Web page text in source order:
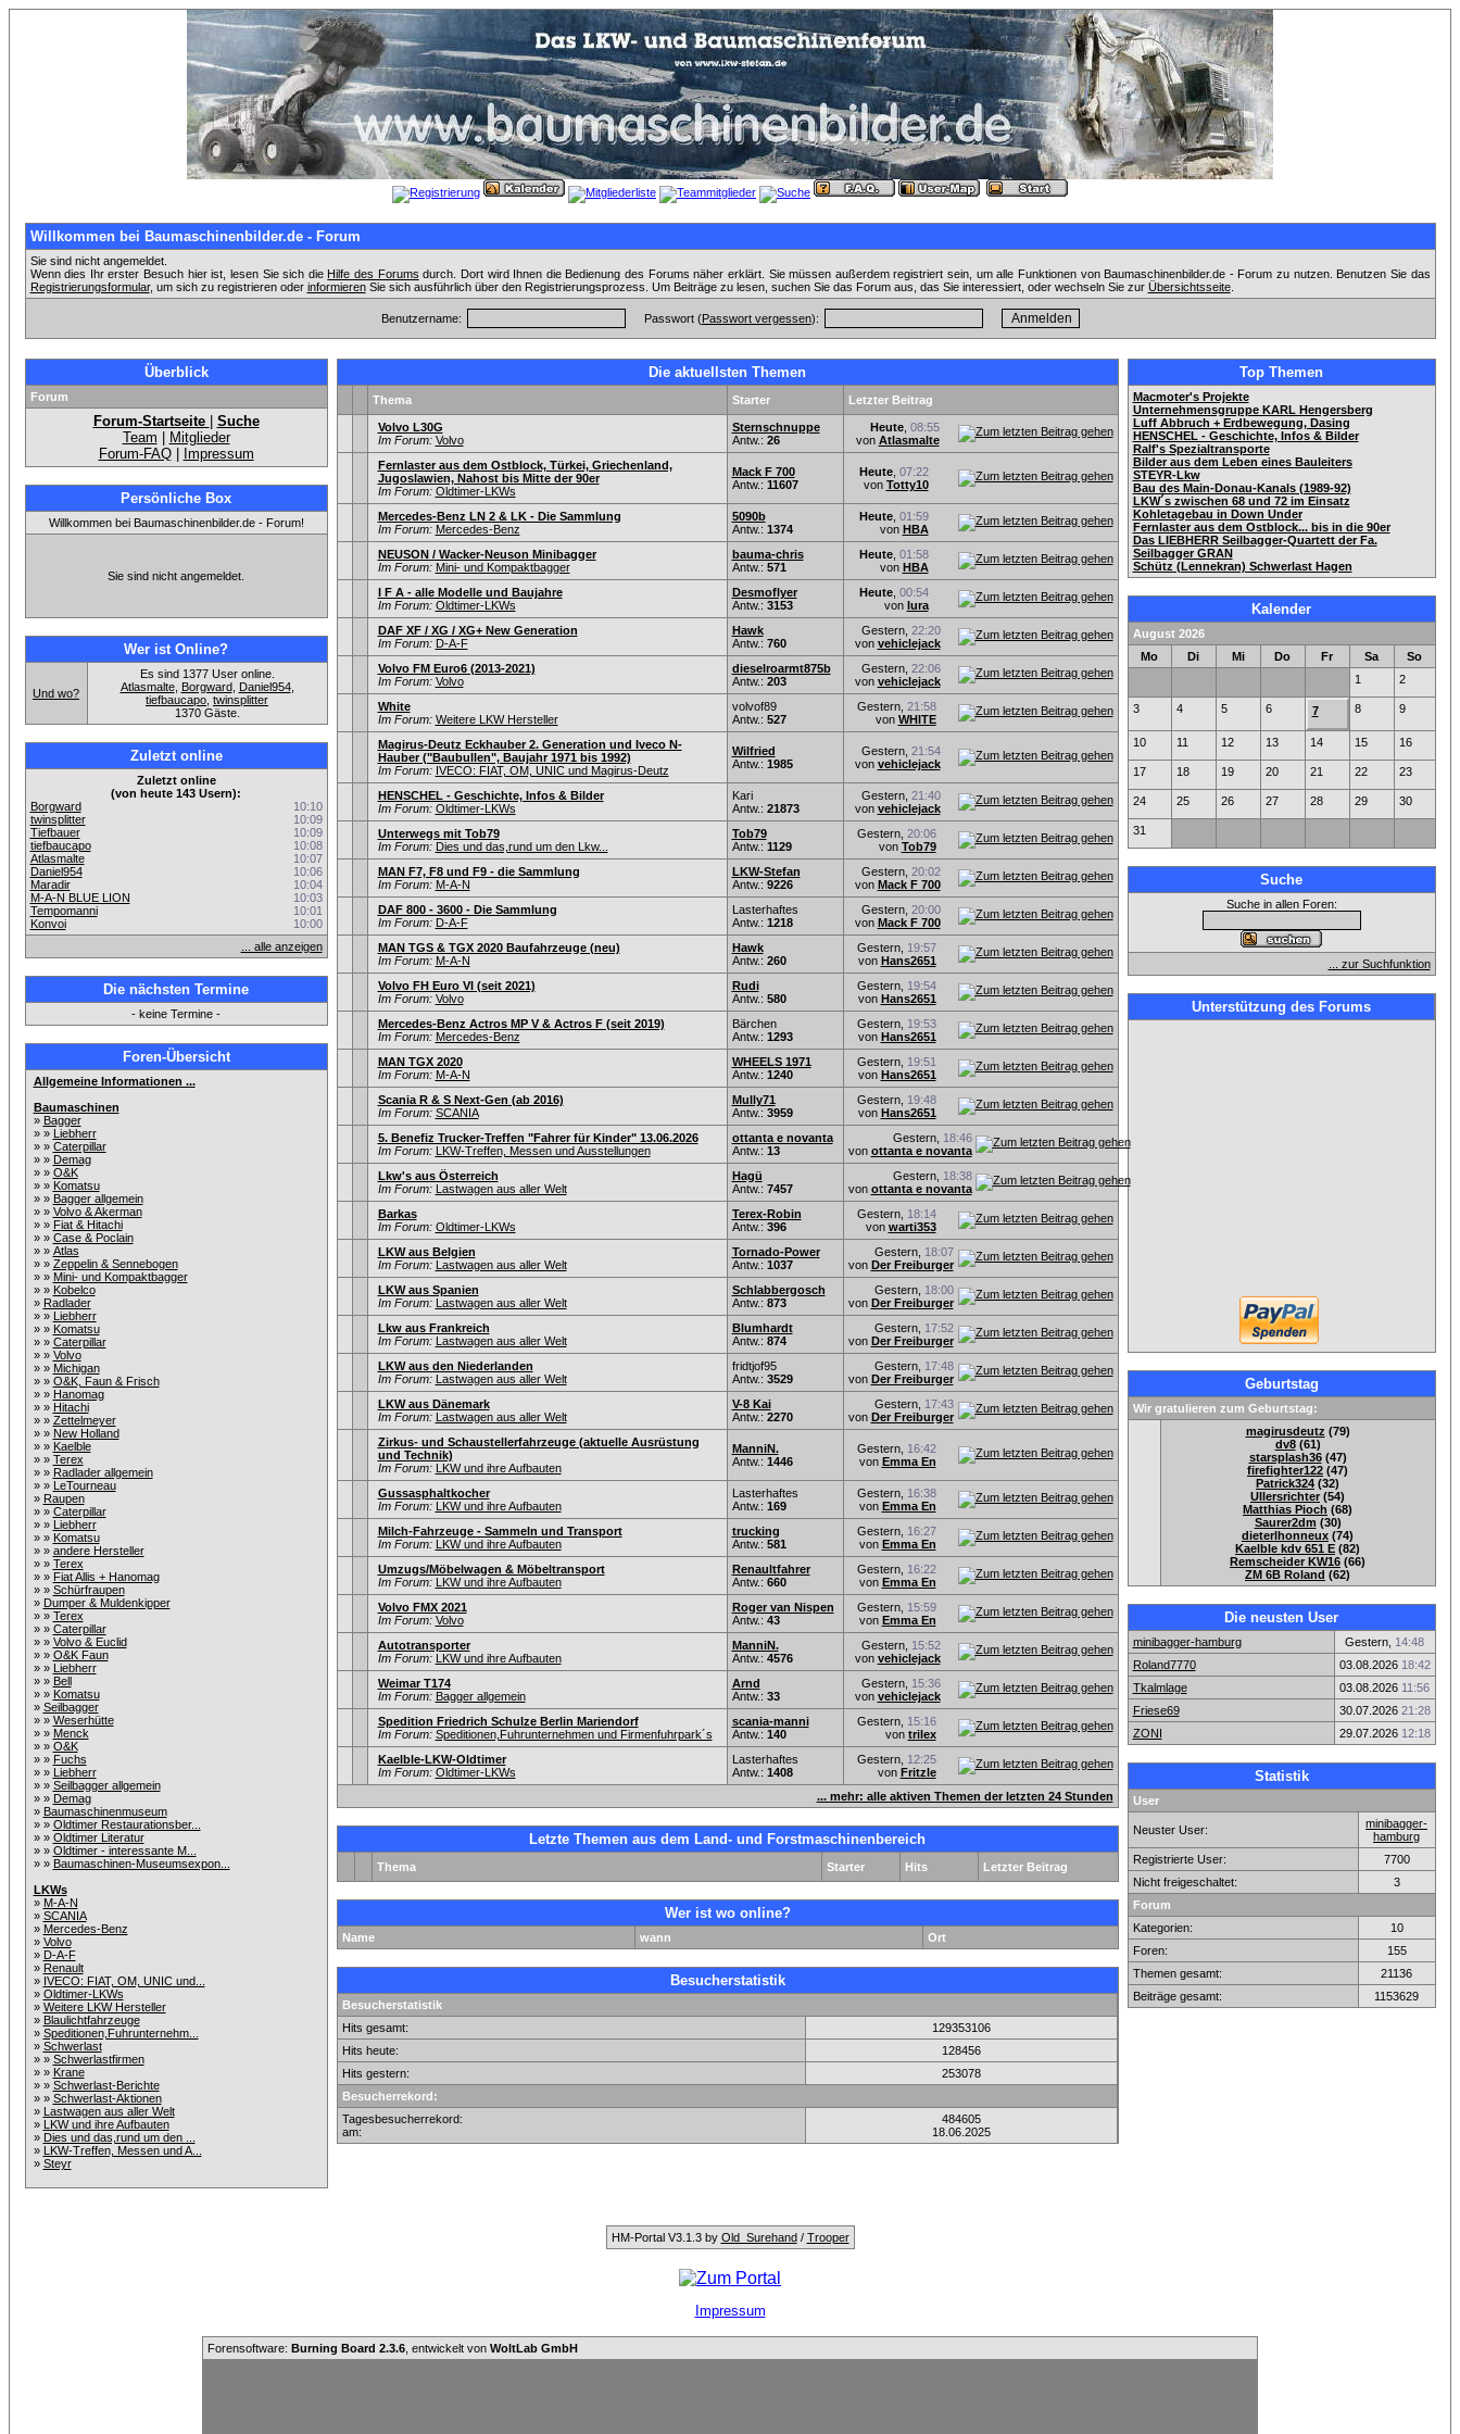
Willkommen bei Baumaschinenbilder.de - Forum
Sie sind nicht angemeldet.
Wenn dies Ihr erster Besuch hier ist, lesen Sie sich die Hilfe des Forums durch. Dort wird Ihnen die Bedienung des Forums näher erklärt. Sie müssen außerdem registriert sein, um alle Funktionen von Baumaschinenbilder.de - Forum zu nutzen. Benutzen Sie das
Registrierungsformular, um sich zu registrieren oder informierenSie sich ausführlich über den Registrierungsprozess. Um Beiträge zu lesen, suchen Sie das Forum aus, das Sie interessiert, oder wechseln Sie zur Übersichtsseite.
Benutzername: Passwort (Passwort vergessen):
Überblick
Forum
Forum-Startseite
Suche
Team
Mitglieder
Forum-FAQ| Impressum
Persönliche Box
Willkommen bei Baumaschinenbilder.de - Forum!
Sie sind nicht angemeldet.
Wer ist Online?
Und wo?
Es sind 1377 User online.
Atlasmalte, Borgward, Daniel954,
tiefbaucapo twinsplitter
1370 Gäste.
Zuletzt online
Zuletzt online
(von heute 143 Usern):
Borgward
10:10
twinsplitter
10:09
Tiefbauer
10:09
tiefbaucapo
10:08
Atlasmalte
10:07
Daniel954
10:06
Maradir
10:04
M-A-N BLUE LION
10:03
Tempomanni
10:01
Konvoi
10:00
... alle anzeigen
Die nächsten Termine
- keine Termine -
Foren-Übersicht
Allgemeine Informationen ...
Baumaschinen
» Bagger
» » Liebherr
» » Caterpillar
» » Demag
» » O&K
» » Komatsu
» » Bagger allgemein
» » Volvo & Akerman
» » Fiat & Hitachi
» » Case & Poclain
» » Atlas
» » Zeppelin & Sennebogen
» » Mini- und Kompaktbagger
» » Kobelco
» Radlader
» » Liebherr
» » Komatsu
» » Caterpillar
» » Volvo
» » Michigan
» » O&K, Faun & Frisch
» » Hanomag
» » Hitachi
» » Zettelmeyer
» » New Holland
» » Kaelble
» » Terex
» » Radlader allgemein
» » LeTourneau
» Raupen
» » Caterpillar
» » Liebherr
» » Komatsu
» » andere Hersteller
» » Terex
» » Fiat Allis + Hanomag
» » Schürfraupen
» Dumper & Muldenkipper
» » Terex
» » Caterpillar
» » Volvo & Euclid
» » O&K Faun
» » Liebherr
» » Bell
» » Komatsu
» Seilbagger
» » Weserhütte
» » Menck
» » O&K
» » Fuchs
» » Liebherr
» » Seilbagger allgemein
» » Demag
» Baumaschinenmuseum
» » Oldtimer Restaurationsber...
» » Oldtimer Literatur
» » Oldtimer - interessante M...
» » Baumaschinen-Museumsexpon...
LKWs
» M-A-N
» SCANIA
» Mercedes-Benz
» Volvo
» D-A-F
» Renault
» IVECO: FIAT, OM, UNIC und...
» Oldtimer-LKWs
» Weitere LKW Hersteller
» Blaulichtfahrzeuge
» Speditionen,Fuhrunternehm...
» Schwerlast
» » Schwerlastfirmen
» » Krane
» » Schwerlast-Berichte
» » Schwerlast-Aktionen
» Lastwagen aus aller Welt
» LKW und ihre Aufbauten
» Dies und das,rund um den ...
» LKW-Treffen, Messen und A...
» Steyr
Die aktuellsten Themen
Thema Starter Letzter Beitrag
Volvo L30G
Im Forum: Volvo
Sternschnuppe
Antw.: 26
Heute, 08:55
von Atlasmalte
Fernlaster aus dem Ostblock, Türkei, Griechenland,
Jugoslawien, Nahost bis Mitte der 90er
Im Forum: Oldtimer-LKWs
Mack F 700
Antw.: 11607
Heute, 07:22
von Totty10
Mercedes-Benz LN 2 & LK - Die Sammlung
Im Forum: Mercedes-Benz
5090b
Antw.: 1374
Heute, 01:59
von HBA
NEUSON / Wacker-Neuson Minibagger
Im Forum: Mini- und Kompaktbagger
bauma-chris
Antw.: 571
Heute, 01:58
von HBA
I F A - alle Modelle und Baujahre
Im Forum: Oldtimer-LKWs
Desmoflyer
Antw.: 3153
Heute, 00:54
von lura
DAF XF / XG / XG+ New Generation
Im Forum: D-A-F
Hawk
Antw.: 760
Gestern, 22:20
von vehiclejack
Volvo FM Euro6 (2013-2021)
Im Forum: Volvo
dieselroarmt875b
Antw.: 203
Gestern, 22:06
von vehiclejack
White
Im Forum: Weitere LKW Hersteller
volvof89
Antw.: 527
Gestern, 21:58
von WHITE
Magirus-Deutz Eckhauber 2. Generation und Iveco N-
Hauber ("Baubullen", Baujahr 1971 bis 1992)
Im Forum: IVECO: FIAT, OM, UNIC und Magirus-Deutz
Wilfried
Antw.: 1985
Gestern, 21:54
von vehiclejack
HENSCHEL - Geschichte, Infos & Bilder
Im Forum: Oldtimer-LKWs
Kari
Antw.: 21873
Gestern, 21:40
von vehiclejack
Unterwegs mit Tob79
Im Forum: Dies und das,rund um den Lkw...
Tob79
Antw.: 1129
Gestern, 20:06
von Tob79
MAN F7, F8 und F9 - die Sammlung
Im Forum: M-A-N
LKW-Stefan
Antw.: 9226
Gestern, 20:02
von Mack F 700
DAF 800 - 3600 - Die Sammlung
Im Forum: D-A-F
Lasterhaftes
Antw.: 1218
Gestern, 20:00
von Mack F 700
MAN TGS & TGX 2020 Baufahrzeuge (neu)
Im Forum: M-A-N
Hawk
Antw.: 260
Gestern, 19:57
von Hans2651
Volvo FH Euro VI (seit 2021)
Im Forum: Volvo
Rudi
Antw.: 580
Gestern, 19:54
von Hans2651
Mercedes-Benz Actros MP V & Actros F (seit 2019)
Im Forum: Mercedes-Benz
Bärchen
Antw.: 1293
Gestern, 19:53
von Hans2651
MAN TGX 2020
Im Forum: M-A-N
WHEELS 1971
Antw.: 1240
Gestern, 19:51
von Hans2651
Scania R & S Next-Gen (ab 2016)
Im Forum: SCANIA
Mully71
Antw.: 3959
Gestern, 19:48
von Hans2651
5. Benefiz Trucker-Treffen "Fahrer für Kinder" 13.06.2026
Im Forum: LKW-Treffen, Messen und Ausstellungen
ottanta e novanta
Antw.: 13
Gestern, 18:46
von ottanta e novanta
Lkw's aus Österreich
Im Forum: Lastwagen aus aller Welt
Hagü
Antw.: 7457
Gestern, 18:38
von ottanta e novanta
Barkas
Im Forum: Oldtimer-LKWs
Terex-Robin
Antw.: 396
Gestern, 18:14
von warti353
LKW aus Belgien
Im Forum: Lastwagen aus aller Welt
Tornado-Power
Antw.: 1037
Gestern, 18:07
von Der Freiburger
LKW aus Spanien
Im Forum: Lastwagen aus aller Welt
Schlabbergosch
Antw.: 873
Gestern, 18:00
von Der Freiburger
Lkw aus Frankreich
Im Forum: Lastwagen aus aller Welt
Blumhardt
Antw.: 874
Gestern, 17:52
von Der Freiburger
LKW aus den Niederlanden
Im Forum: Lastwagen aus aller Welt
fridtjof95
Antw.: 3529
Gestern, 17:48
von Der Freiburger
LKW aus Dänemark
Im Forum: Lastwagen aus aller Welt
V-8 Kai
Antw.: 2270
Gestern, 17:43
von Der Freiburger
Zirkus- und Schaustellerfahrzeuge (aktuelle Ausrüstung
und Technik)
Im Forum: LKW und ihre Aufbauten
ManniN.
Antw.: 1446
Gestern, 16:42
von Emma En
Gussasphaltkocher
Im Forum: LKW und ihre Aufbauten
Lasterhaftes
Antw.: 169
Gestern, 16:38
von Emma En
Milch-Fahrzeuge - Sammeln und Transport
Im Forum: LKW und ihre Aufbauten
trucking
Antw.: 581
Gestern, 16:27
von Emma En
Umzugs/Möbelwagen & Möbeltransport
Im Forum: LKW und ihre Aufbauten
Renaultfahrer
Antw.: 660
Gestern, 16:22
von Emma En
Volvo FMX 2021
Im Forum: Volvo
Roger van Nispen
Antw.: 43
Gestern, 15:59
von Emma En
Autotransporter
Im Forum: LKW und ihre Aufbauten
ManniN.
Antw.: 4576
Gestern, 15:52
von vehiclejack
Weimar T174
Im Forum: Bagger allgemein
Arnd
Antw.: 33
Gestern, 15:36
von vehiclejack
Spedition Friedrich Schulze Berlin Mariendorf
Im Forum: Speditionen,Fuhrunternehmen und Firmenfuhrpark´s
scania-manni
Antw.: 140
Gestern, 15:16
von trilex
Kaelble-LKW-Oldtimer
Im Forum: Oldtimer-LKWs
Lasterhaftes
Antw.: 1408
Gestern, 12:25
von Fritzle
... mehr: alle aktiven Themen der letzten 24 Stunden
Letzte Themen aus dem Land- und Forstmaschinenbereich
Thema Starter Hits Letzter Beitrag
Wer ist wo online?
Name wann Ort
Besucherstatistik
Besucherstatistik
Hits gesamt:
129353106
Hits heute:
128456
Hits gestern:
253078
Besucherrekord:
Tagesbesucherrekord:
am:
484605
18.06.2025
Top Themen
Macmoter's Projekte
Unternehmensgruppe KARL Hengersberg
Luff Abbruch + Erdbewegung, Dasing
HENSCHEL - Geschichte, Infos & Bilder
Ralf's Spezialtransporte
Bilder aus dem Leben eines Bauleiters
STEYR-Lkw
Bau des Main-Donau-Kanals (1989-92)
LKW´s zwischen 68 und 72 im Einsatz
Kohletagebau in Down Under
Fernlaster aus dem Ostblock... bis in die 90er
Das LIEBHERR Seilbagger-Quartett der Fa.
Seilbagger GRAN
Schütz (Lennekran) Schwerlast Hagen
Kalender
August 2026
Mo
Di Mi Do Fr Sa
So
1
2
3 4 5 6 7 8 9
10 11 12 13 14 15 16
17 18 19 20 21 22 23
24 25 26 27 28 29 30
31
Suche
Suche in allen Foren:
... zur Suchfunktion
Unterstützung des Forums
Geburtstag
Wir gratulieren zum Geburtstag:
magirusdeutz (79)
dv8(61)
starsplash36(47)
firefighter122 (47)
Patrick324 (32)
Ullersrichter (54)
Matthias Pioch (68)
Saurer2dm (30)
dieterlhonneux (74)
Kaelble kdv 651 E (82)
Remscheider KW16 (66)
ZM 6B Roland (62)
Die neusten User
minibagger-hamburg Gestern, 14:48
Roland7770
03.08.2026 18:42
Tkalmlage
03.08.2026 11:56
Friese69
30.07.2026 21:28
ZONI
29.07.2026 12:18
Statistik
User
Neuster User:
minibagger-
hamburg
Registrierte User:
7700
Nicht freigeschaltet:
3
Forum
Kategorien:
10
Foren:
155
Themen gesamt:
21136
Beiträge gesamt:
1153629
HM-Portal V3.1.3 by Old_Surehand/ Trooper
Impressum
Forensoftware: Burning Board 2.3.6 , entwickelt von WoltLab GmbH